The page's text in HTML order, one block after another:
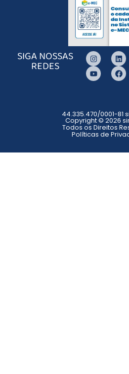
SIGA NOSSAS
REDES
44.335.470/0001-81
Copyright © 2026
Todos os Direitos
Políticas de